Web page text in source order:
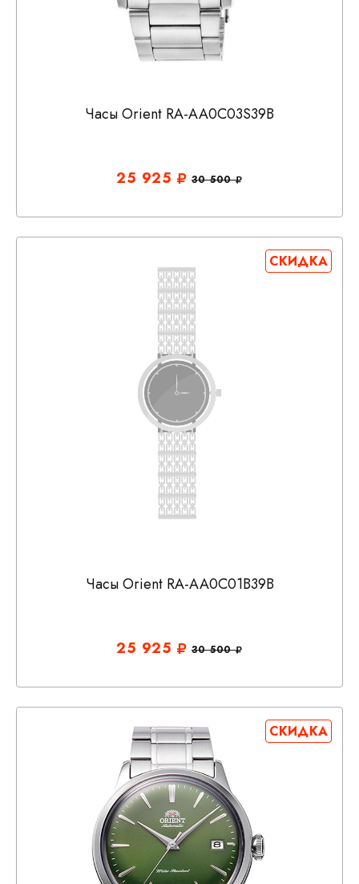
Часы Orient RA-AA0C03S39B
25 925 30 500
СКИДКА
Часы Orient RA-AA0C01B39B
25 925 30 500
СКИДКА